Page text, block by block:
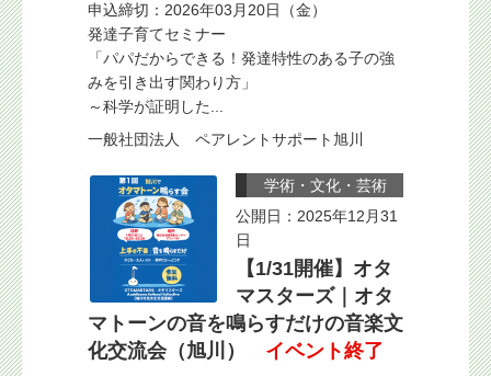
申込締切：2026年03月20日（金）
発達子育てセミナー
「パパだからできる！発達特性のある子の強
みを引き出す関わり方」
～科学が証明した...
一般社団法人 ペアレントサポート旭川
学術・文化・芸術
公開日：2025年12月31
日
【1/31開催】オタ
マスターズ｜オタ
マトーンの音を鳴らすだけの音楽文
化交流会（旭川）
イベント終了